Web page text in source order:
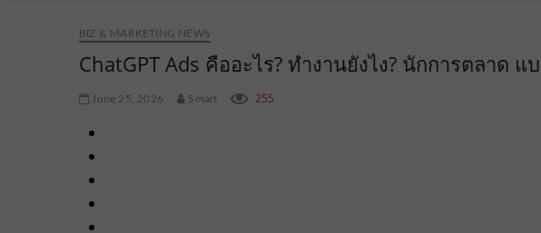
BIZ & MARKETING NEWS
ChatGPT Ads คืออะไร? ทำงานยังไง? นักการตลาด
June 25, 2026 Smart 255